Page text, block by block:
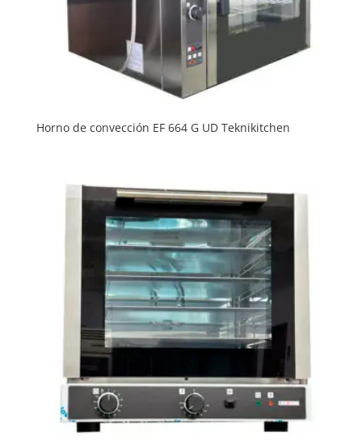
Horno de convección EF 664 G UD Teknikitchen